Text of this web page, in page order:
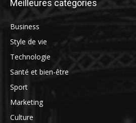
Meilleures catégories
Business
Style de vie
Technologie
Santé et bien-être
Sport
Marketing
Culture